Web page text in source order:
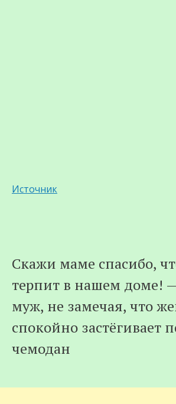
Источник
Скажи маме спасибо,
терпит в нашем доме!
муж, не замечая, что
спокойно застёгивает
чемодан